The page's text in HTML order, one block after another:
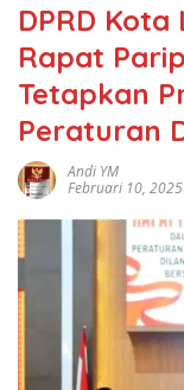
DPRD
Rapat
Tetapkan
Peraturan
Andi YM
Februari 10, 2025